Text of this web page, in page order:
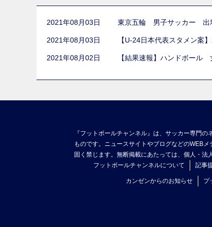
2021年08月03日 東京五輪 男子サッカー 出
2021年08月03日 【U-24日本代表スタメン案
2021年08月02日 【結果速報】ハンドボー
『フットボールチャンネル』は、サッカー専門
ものです。ニュースサイトやブログなどのWEB
固く禁じます。無断掲載にあたっては、個人・法
フットボールチャンネルについて
記事
カンゼンからのお知らせ プ